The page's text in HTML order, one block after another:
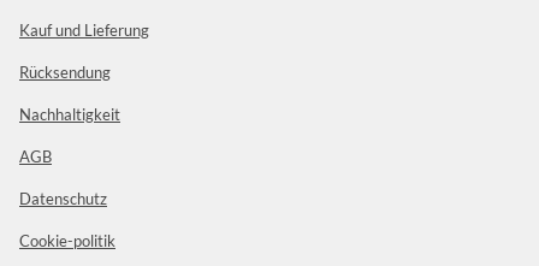
Kauf und Lieferung
Rücksendung
Nachhaltigkeit
AGB
Datenschutz
Cookie-politik